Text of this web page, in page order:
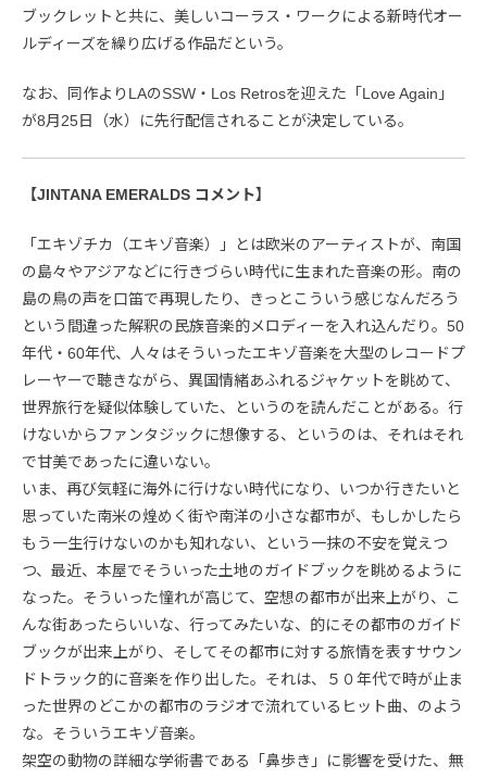
ブックレットと共に、美しいコーラス・ワークによる新時代オー
ルディーズを繰り広げる作品だという。
なお、同作よりLAのSSW・Los Retrosを迎えた「Love Again」
が8月25日（水）に先行配信されることが決定している。
【JINTANA EMERALDS コメント】
「エキゾチカ（エキゾ音楽）」とは欧米のアーティストが、南国
の島々やアジアなどに行きづらい時代に生まれた音楽の形。南の
島の鳥の声を口笛で再現したり、きっとこういう感じなんだろう
という間違った解釈の民族音楽的メロディーを入れ込んだり。50
年代・60年代、人々はそういったエキゾ音楽を大型のレコードプ
レーヤーで聴きながら、異国情緒あふれるジャケットを眺めて、
世界旅行を疑似体験していた、というのを読んだことがある。行
けないからファンタジックに想像する、というのは、それはそれ
で甘美であったに違いない。
いま、再び気軽に海外に行けない時代になり、いつか行きたいと
思っていた南米の煌めく街や南洋の小さな都市が、もしかしたら
もう一生行けないのかも知れない、という一抹の不安を覚えつ
つ、最近、本屋でそういった土地のガイドブックを眺めるように
なった。そういった憧れが高じて、空想の都市が出来上がり、こ
んな街あったらいいな、行ってみたいな、的にその都市のガイド
ブックが出来上がり、そしてその都市に対する旅情を表すサウン
ドトラック的に音楽を作り出した。それは、５０年代で時が止ま
った世界のどこかの都市のラジオで流れているヒット曲、のよう
な。そういうエキゾ音楽。
架空の動物の詳細な学術書である「鼻歩き」に影響を受けた、無